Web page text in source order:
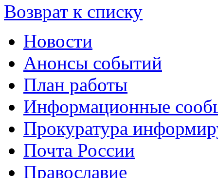
Возврат к списку
Новости
Анонсы событий
План работы
Информационные
Прокуратура
Почта России
Православие